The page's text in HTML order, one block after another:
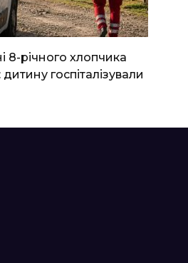
8-річного хлопчика
госпіталізували